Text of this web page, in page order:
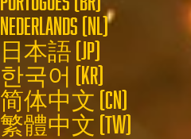
NEDERLANDS (NL)
日本語 (JP)
한국어 (KR)
简体中文 (CN)
繁體中文 (TW)